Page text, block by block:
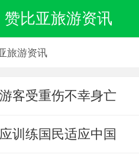
赞比亚旅游资讯
旅游资讯
客受重伤不幸身亡
训练国民适应中国